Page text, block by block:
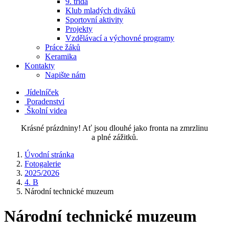
Klub mladých diváků
Sportovní aktivity
Projekty
Vzdělávací a výchovné programy
Práce žáků
Keramika
Kontakty
Napište nám
Jídelníček
Poradenství
Školní videa
Krásné prázdniny! Ať jsou dlouhé jako fronta na zmrzlinu
a plné zážitků.
Úvodní stránka
Fotogalerie
2025/2026
4. B
Národní technické muzeum
Národní technické muzeum